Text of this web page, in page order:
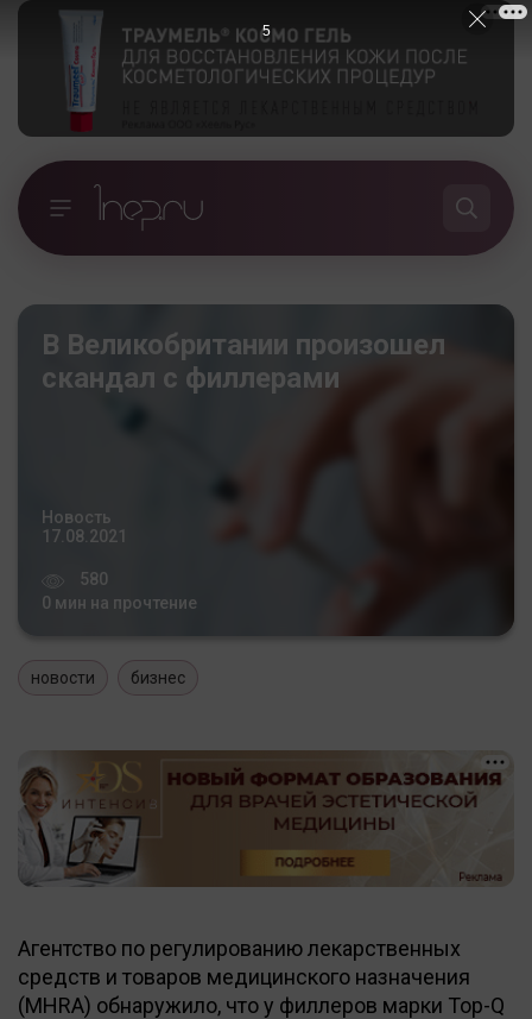
В Великобритании произошел
скандал с филлерами
Новость
17.08.2021
580
0 мин на прочтение
новости бизнес
Агентство по регулированию лекарственных
средств и товаров медицинского назначения
(MHRA) обнаружило, что у филлеров марки Top-Q
5